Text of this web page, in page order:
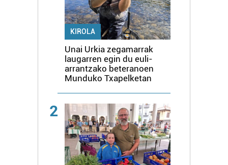
KIROLA
Unai Urkia zegamarrak
laugarren egin du euli-
arrantzako beteranoen
Munduko Txapelketan
2